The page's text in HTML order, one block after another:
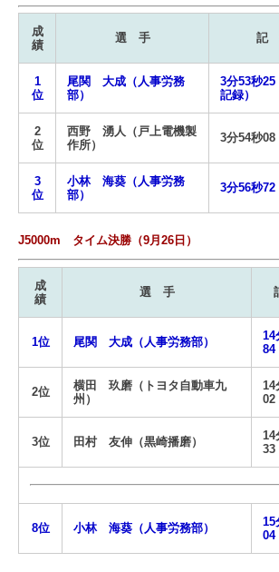
成
績
選 手 記
1
位
尾関 大成（人事労務
部）
3分53秒25
記録）
2
位
西野 湧人（戸上電機製
作所）
3分54秒08
3
位
小林 海葵（人事労務
部）
3分56秒72
J5000m タイム決勝（9月26日）
成
績
選 手
1位 尾関 大成（人事労務部）
14
84
2位
横田 玖磨（トヨタ自動車九
州）
14
02
3位 田村 友伸（黒崎播磨）
14
33
8位 小林 海葵（人事労務部）
15
04